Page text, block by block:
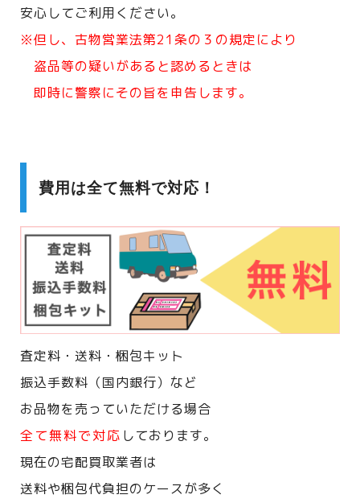
安心してご利用ください。
※但し、古物営業法第21条の３の規定により
盗品等の疑いがあると認めるときは
即時に警察にその旨を申告します。
費用は全て無料で対応！
査定料・送料・梱包キット
振込手数料（国内銀行）など
お品物を売っていただける場合
全て無料で対応 しております。
現在の宅配買取業者は
送料や梱包代負担のケースが多く